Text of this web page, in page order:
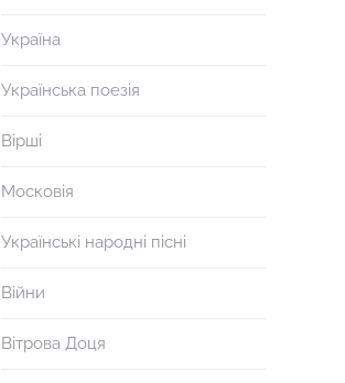
Україна
Українська поезія
Вірші
Московія
Українські народні пісні
Війни
Вітрова Доця